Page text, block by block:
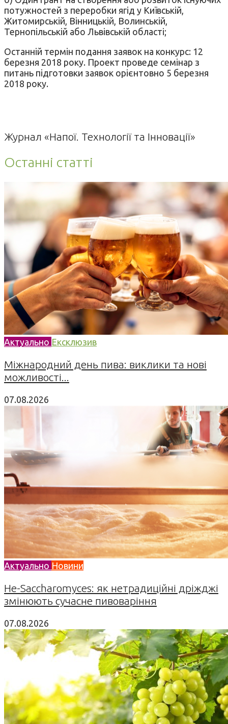
потужностей з переробки ягід у Київській,
Житомирській, Вінницькій, Волинській,
Тернопільській або Львівській області;
Останній термін подання заявок на конкурс: 12
березня 2018 року. Проект проведе семінар з
питань підготовки заявок орієнтовно 5 березня
2018 року.
Журнал «Напої. Технології та Інновації»
Останні статті
Актуально Ексклюзив
Міжнародний день пива: виклики та нові
можливості...
07.08.2026
Актуально Новини
Не-Saccharomyces: як нетрадиційні дріжджі
змінюють сучасне пивоваріння
07.08.2026